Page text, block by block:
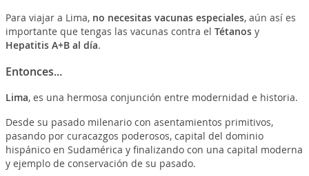
Para viajar a Lima, no necesitas vacunas especiales, aún así es
importante que tengas las vacunas contra el Tétanosy
Hepatitis A+B al día.
Entonces...
Lima, es una hermosa conjunción entre modernidad e historia.
Desde su pasado milenario con asentamientos primitivos,
pasando por curacazgos poderosos, capital del dominio
hispánico en Sudamérica y finalizando con una capital moderna
y ejemplo de conservación de su pasado.